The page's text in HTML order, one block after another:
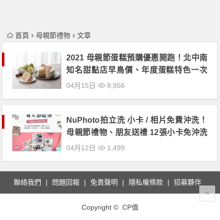
首頁 母親節禮物 文章
2021 母親節蛋糕預購優惠開跑！北中南
知名甜點店早鳥價、年度蛋糕特色一次
看！
04月15日 8,856
NuPhoto拍立洗 小卡 / 相片免費沖洗！
母親節禮物、朋友送禮 12張小卡免沖洗
費！
04月12日 1,499
聯絡我們 問題回報 免責聲明 隱私權條款 招募夥伴
Copyright © CP值